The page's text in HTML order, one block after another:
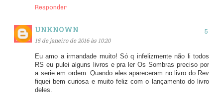
Responder
UNKNOWN
15 de janeiro de 2016 às 10:20
Eu amo a irmandade muito! Só q infelizmente não li todos
RS eu pulei alguns livros e pra ler Os Sombras preciso por
a serie em ordem. Quando eles apareceram no livro do Rev
fiquei bem curiosa e muito feliz com o lançamento do livro
deles.